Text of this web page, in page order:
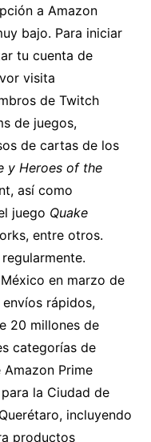
a Amazon
bajo. Para iniciar
tu cuenta de
visita
de Twitch
de juegos,
de cartas de los
y Heroes of the
así como
juego Quake
entre otros.
en marzo de
rápidos,
20 millones de
categorías de
Prime
la Ciudad de
incluyendo
productos